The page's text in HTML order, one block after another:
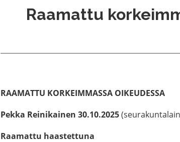
Raamattu
RAAMATTU KORKEIMMASSA OIKEUDESSA
Pekka Reinikainen 30.10.2025
Raamattu haastettuna